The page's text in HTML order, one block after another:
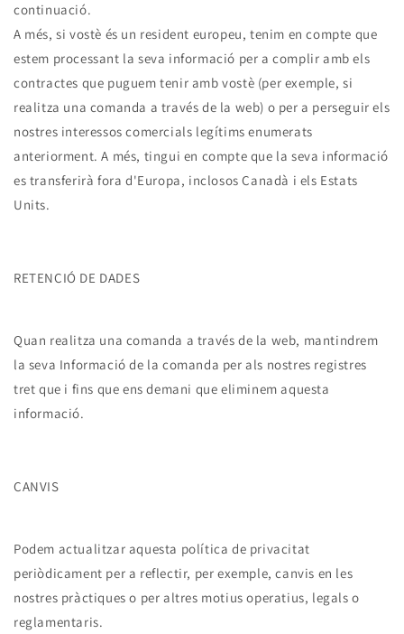
continuació.
A més, si vostè és un resident europeu, tenim en compte que
estem processant la seva informació per a complir amb els
contractes que puguem tenir amb vostè (per exemple, si
realitza una comanda a través de la web) o per a perseguir els
nostres interessos comercials legítims enumerats
anteriorment. A més, tingui en compte que la seva informació
es transferirà fora d'Europa, inclosos Canadà i els Estats
Units.
RETENCIÓ DE DADES
Quan realitza una comanda a través de la web, mantindrem
la seva Informació de la comanda per als nostres registres
tret que i fins que ens demani que eliminem aquesta
informació.
CANVIS
Podem actualitzar aquesta política de privacitat
periòdicament per a reflectir, per exemple, canvis en les
nostres pràctiques o per altres motius operatius, legals o
reglamentaris.